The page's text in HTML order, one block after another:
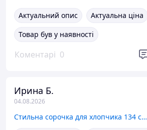
Актуальний опис
Актуальна ціна
Товар був у наявності
Коментарі 0
Ирина Б.
04.08.2026
Стильна сорочка для хлопчика 134 см Blueland